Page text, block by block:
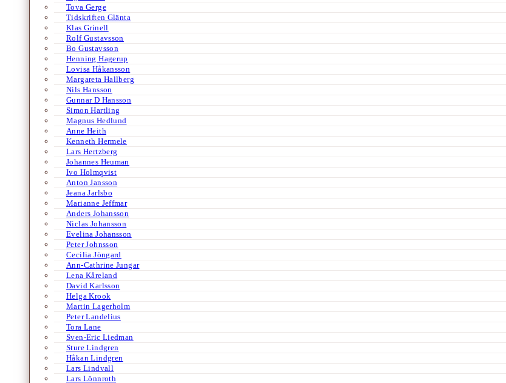
Tova Gerge
Tidskriften Glänta
Klas Grinell
Rolf Gustavsson
Bo Gustavsson
Henning Hagerup
Lovisa Håkansson
Margareta Hallberg
Nils Hansson
Gunnar D Hansson
Simon Hartling
Magnus Hedlund
Anne Heith
Kenneth Hermele
Lars Hertzberg
Johannes Heuman
Ivo Holmqvist
Anton Jansson
Jeana Jarlsbo
Marianne Jeffmar
Anders Johansson
Niclas Johansson
Evelina Johansson
Peter Johnsson
Cecilia Jöngard
Ann-Cathrine Jungar
Lena Kåreland
David Karlsson
Helga Krook
Martin Lagerholm
Peter Landelius
Tora Lane
Sven-Eric Liedman
Sture Lindgren
Håkan Lindgren
Lars Lindvall
Lars Lönnroth